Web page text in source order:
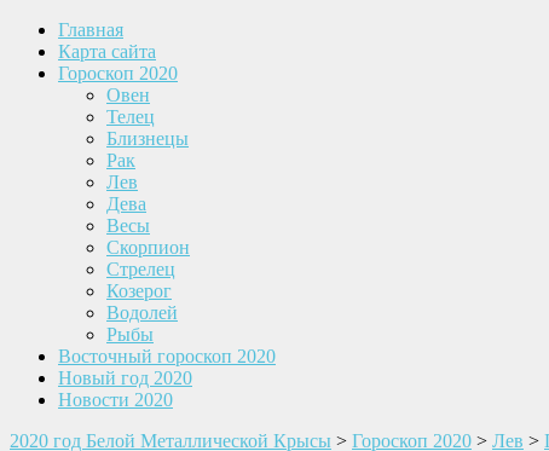
Главная
Карта сайта
Гороскоп 2020
Овен
Телец
Близнецы
Рак
Лев
Дева
Весы
Скорпион
Стрелец
Козерог
Водолей
Рыбы
Восточный гороскоп 2020
Новый год 2020
Новости 2020
2020 год Белой Металлической Крысы > Гороскоп 2020 > Лев >